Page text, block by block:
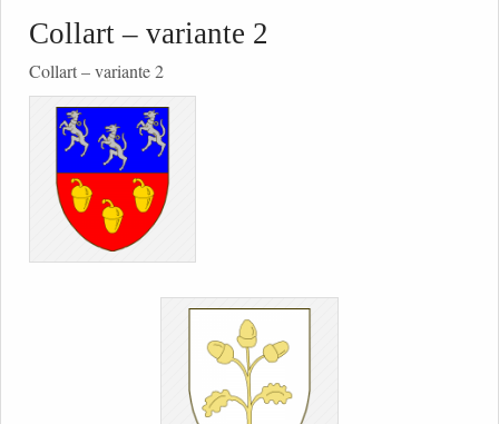
Collart – variante 2
Collart – variante 2